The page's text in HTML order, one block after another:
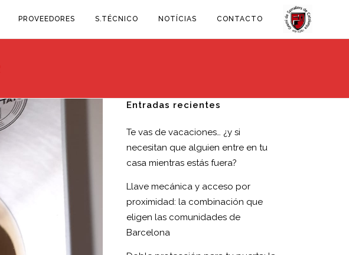
PROVEEDORES S.TÉCNICO NOTÍCIAS CONTACTO
Entradas recientes
Te vas de vacaciones… ¿y si
necesitan que alguien entre en tu
casa mientras estás fuera?
Llave mecánica y acceso por
proximidad: la combinación que
eligen las comunidades de
Barcelona